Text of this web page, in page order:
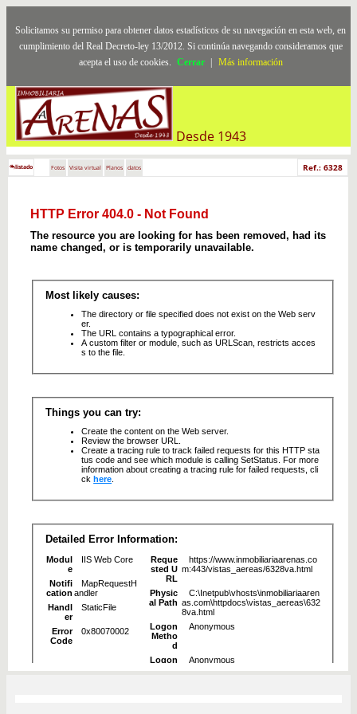
Solicitamos su permiso para obtener datos estadísticos de su navegación en esta web, en
cumplimiento del Real Decreto-ley 13/2012. Si continúa navegando consideramos que
acepta el uso de cookies. Cerrar Más información
Desde 1943
listado Fotos Visita virtual Planos datos Ref.: 6328